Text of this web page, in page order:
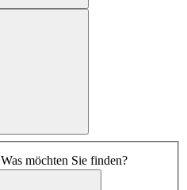
Was möchten Sie finden?